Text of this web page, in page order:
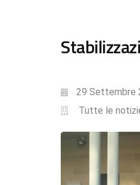
29 Settembre
Tutte le